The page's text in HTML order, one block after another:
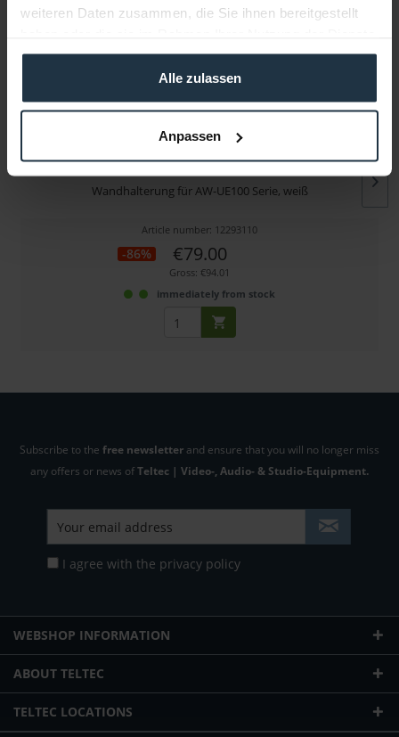
weiteren Daten zusammen, die Sie ihnen bereitgestellt
gesammelt haben.
Alle zulassen
Anpassen
Wandhalterung für AW-UE100 Serie, weiß
Article number: 12293110
-86% €79.00
Gross: €94.01
immediately from stock
Subscribe to the free newsletter and ensure that you will no longer miss
any offers or news ofTeltec | Video-, Audio- & Studio-Equipment.
I agree with the privacy policy
WEBSHOP INFORMATION
ABOUT TELTEC
TELTEC LOCATIONS